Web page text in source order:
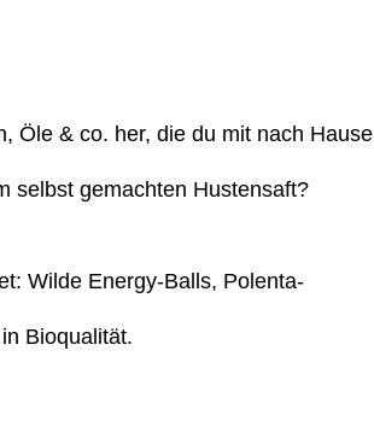
Öle & co. her, die du mit nach Hause
selbst gemachten Hustensaft?
Wilde Energy-Balls, Polenta-
Bioqualität.